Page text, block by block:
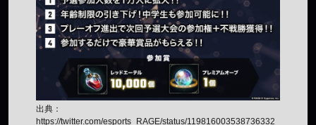
出典：
https://twitter.com/esports_RAGE/status/119816003538736332